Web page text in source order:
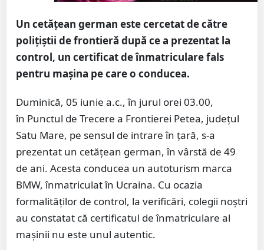
Un cetăţean german este cercetat de către
poliţiştii de frontieră după ce a prezentat la
control, un certificat de înmatriculare fals
pentru maşina pe care o conducea.
Duminică, 05 iunie a.c., în jurul orei 03.00,
în Punctul de Trecere a Frontierei Petea, judeţul
Satu Mare, pe sensul de intrare în țară, s-a
prezentat un cetăţean german, în vârstă de 49
de ani. Acesta conducea un autoturism marca
BMW, înmatriculat în Ucraina. Cu ocazia
formalităţilor de control, la verificări, colegii noştri
au constatat că certificatul de înmatriculare al
maşinii nu este unul autentic.